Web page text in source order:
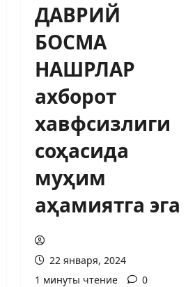
ДАВРИЙ
БОСМА
НАШРЛАР
ахборот
хавфсизлиги
соҳасида
муҳим
аҳамиятга эга
22 января, 2024
1 минуты чтение
0